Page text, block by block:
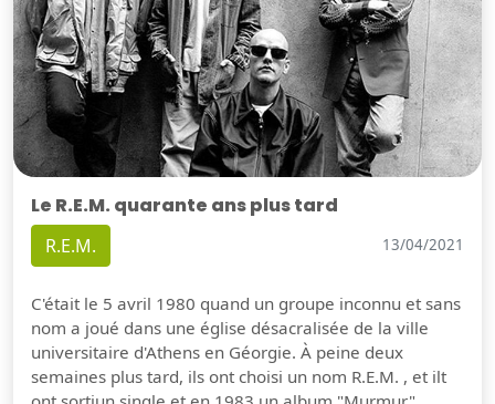
Le R.E.M. quarante ans plus tard
R.E.M. 13/04/2021
C'était le 5 avril 1980 quand un groupe inconnu et sans
nom a joué dans une église désacralisée de la ville
universitaire d'Athens en Géorgie. À peine deux
semaines plus tard, ils ont choisi un nom R.E.M. , et ilt